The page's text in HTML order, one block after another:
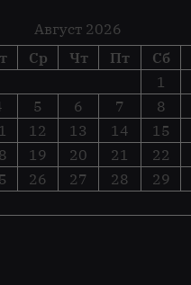
Август 2026
Ср Чт Пт Сб
1
5 6 7 8
12 13 14 15
19 20 21 22
26 27 28 29